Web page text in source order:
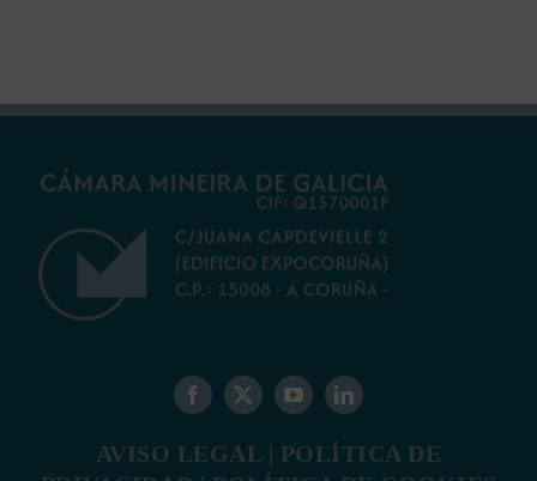
AVISO LEGAL | POLÍTICA DE